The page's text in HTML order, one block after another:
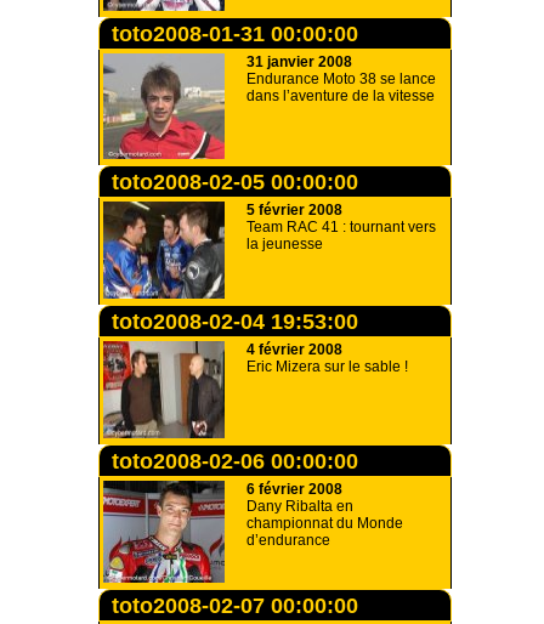
toto2008-01-31 00:00:00
31 janvier 2008
Endurance Moto 38 se lance
dans l’aventure de la vitesse
toto2008-02-05 00:00:00
5 février 2008
Team RAC 41 : tournant vers
la jeunesse
toto2008-02-04 19:53:00
4 février 2008
Eric Mizera sur le sable !
toto2008-02-06 00:00:00
6 février 2008
Dany Ribalta en
championnat du Monde
d’endurance
toto2008-02-07 00:00:00